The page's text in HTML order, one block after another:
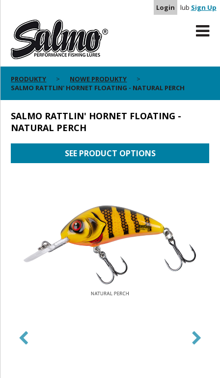
Login lub Sign Up
PRODUKTY
NOWE PRODUKTY
SALMO RATTLIN' HORNET FLOATING - NATURAL PERCH
SALMO RATTLIN' HORNET FLOATING -
NATURAL PERCH
SEE PRODUCT OPTIONS